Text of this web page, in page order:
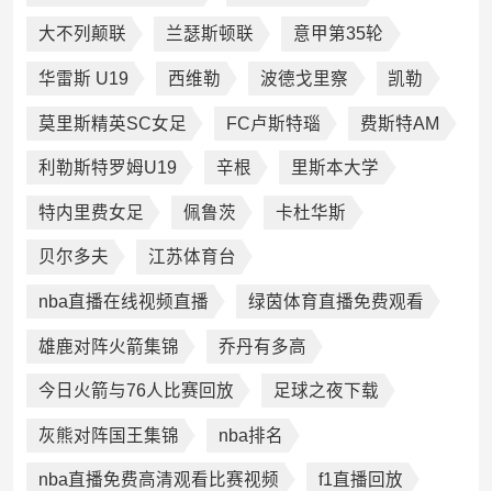
大不列颠联 兰瑟斯顿联 意甲第35轮
华雷斯 U19 西维勒 波德戈里察 凯勒
莫里斯精英SC女足 FC卢斯特瑙 费斯特AM
利勒斯特罗姆U19 辛根 里斯本大学
特内里费女足 佩鲁茨 卡杜华斯
贝尔多夫 江苏体育台
nba直播在线视频直播 绿茵体育直播免费观看
雄鹿对阵火箭集锦 乔丹有多高
今日火箭与76人比赛回放 足球之夜下载
灰熊对阵国王集锦 nba排名
nba直播免费高清观看比赛视频 f1直播回放